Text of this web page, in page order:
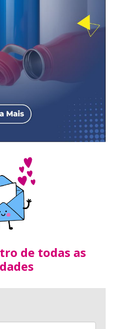
de todas as